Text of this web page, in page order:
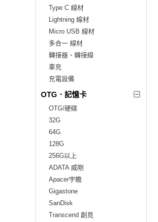
Type C 線材
Lightning 線材
Micro USB 線材
多合一 線材
轉接器、轉接線
車充
充電設備
OTG．記憶卡
OTG/硬碟
32G
64G
128G
256G以上
ADATA 威剛
Apacer宇瞻
Gigastone
SanDisk
Transcend 創見